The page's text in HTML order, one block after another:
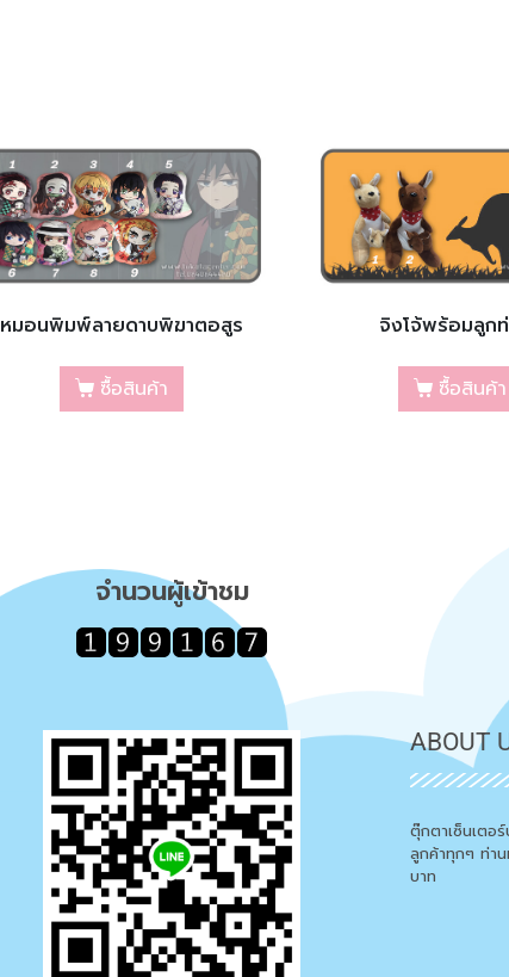
หมอนพิมพ์ลายดาบพิฆาตอสูร
ซื้อสินค้า
จิงโจ้พร้อมลูก
ซื้อสินค้า
จำนวนผู้เข้าชม
ABOUT
ตุ๊กตาเซ็นเตอ
ลูกค้าทุกๆ ท่า
บาท